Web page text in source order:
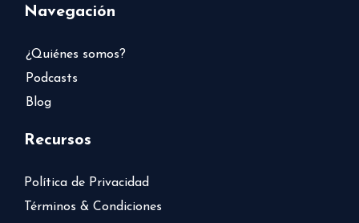
Navegación
¿Quiénes somos?
Podcasts
Blog
Recursos
Política de Privacidad
Términos & Condiciones